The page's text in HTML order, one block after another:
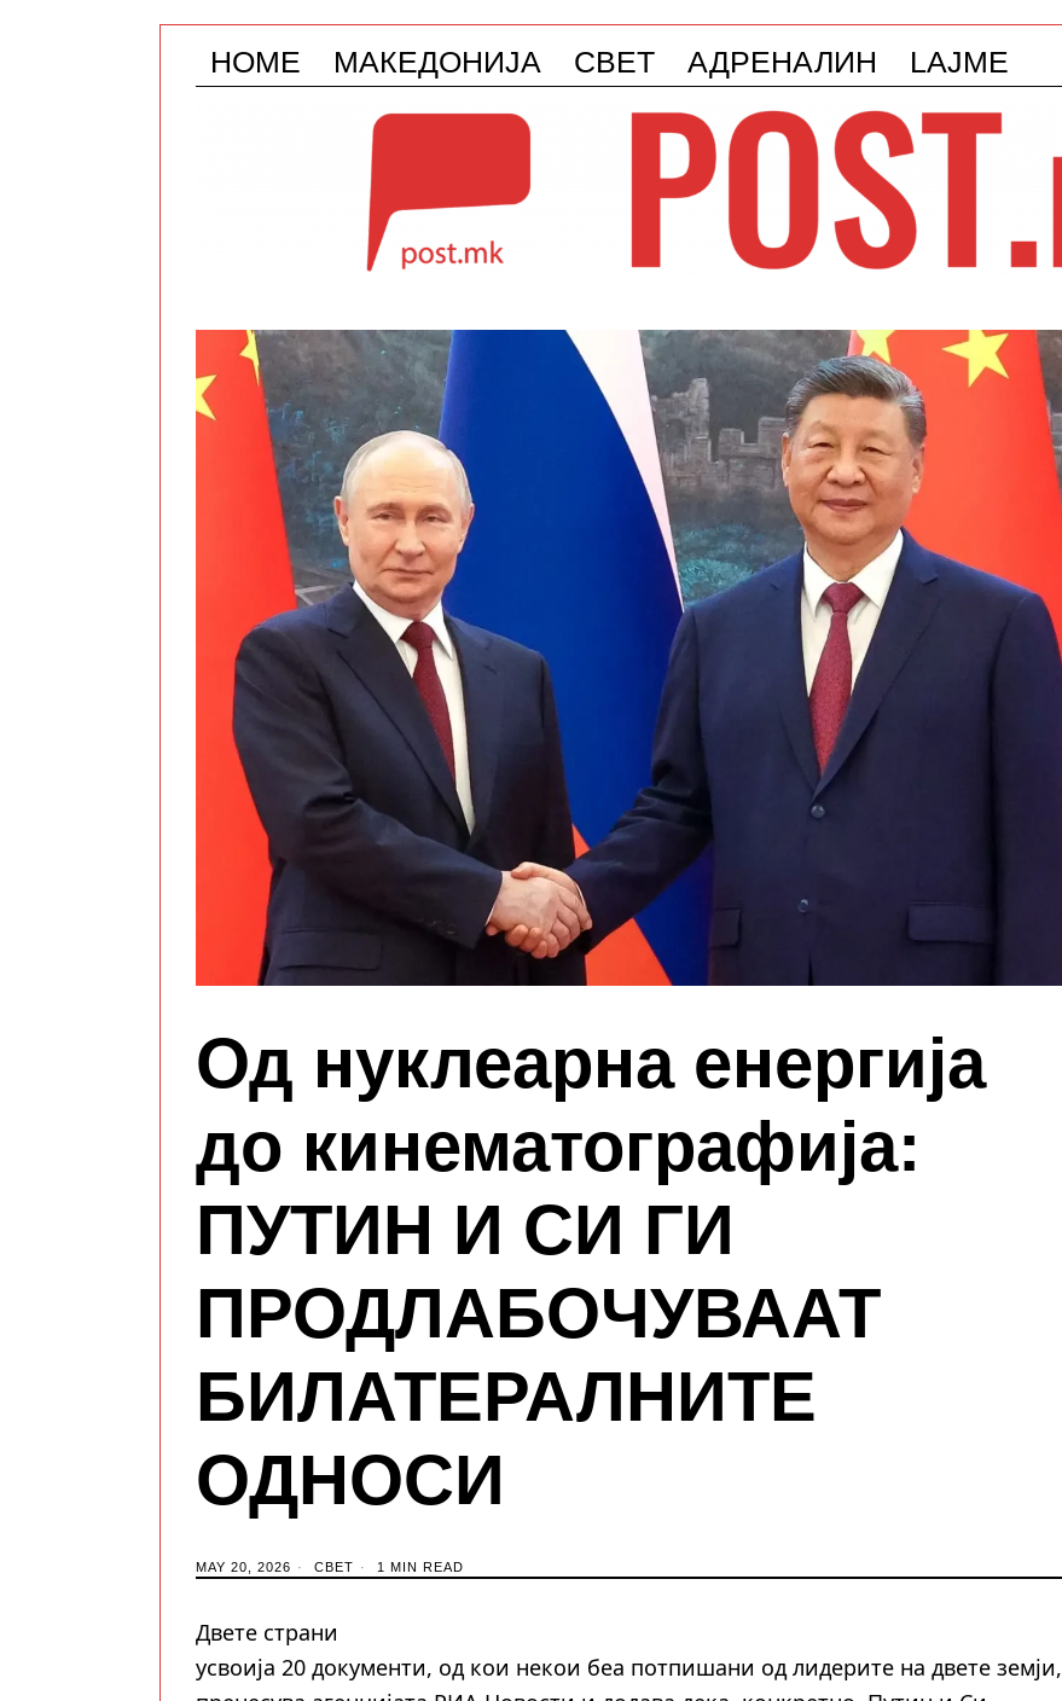
HOME МАКЕДОНИЈА СВЕТ АДРЕНАЛИН LAJME
Од нуклеарна енергија
до кинематографија:
ПУТИН И СИ ГИ
ПРОДЛАБОЧУВААТ
БИЛАТЕРАЛНИТЕ
ОДНОСИ
MAY 20, 2026 СВЕТ 1 MIN READ
Двете страни
усвоија 20 документи, од кои некои беа потпишани од лидерите на двете земји,